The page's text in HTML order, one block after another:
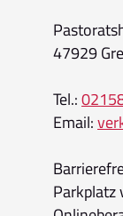
47929
Tel.:
Email:
Parkplatz